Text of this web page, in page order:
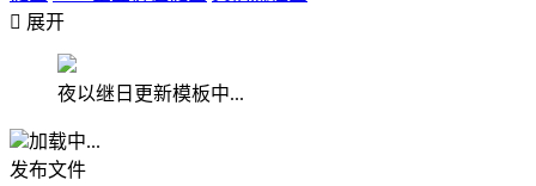
 展开
夜以继日更新模板中...
加载中...
发布文件